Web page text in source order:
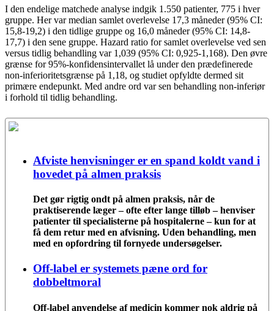
I den endelige matchede analyse indgik 1.550 patienter, 775 i hver
gruppe. Her var median samlet overlevelse 17,3 måneder (95% CI:
15,8-19,2) i den tidlige gruppe og 16,0 måneder (95% CI: 14,8-
17,7) i den sene gruppe. Hazard ratio for samlet overlevelse ved sen
versus tidlig behandling var 1,039 (95% CI: 0,925-1,168). Den øvre
grænse for 95%-konfidensintervallet lå under den prædefinerede
non-inferioritetsgrænse på 1,18, og studiet opfyldte dermed sit
primære endepunkt. Med andre ord var sen behandling non-inferiør
i forhold til tidlig behandling.
Afviste henvisninger er en spand koldt vand i
hovedet på almen praksis
Det gør rigtig ondt på almen praksis, når de
praktiserende læger – ofte efter lange tilløb – henviser
patienter til specialisterne på hospitalerne – kun for at
få dem retur med en afvisning. Uden behandling, men
med en opfordring til fornyede undersøgelser.
Off-label er systemets pæne ord for
dobbeltmoral
Off-label anvendelse af medicin kommer nok aldrig på